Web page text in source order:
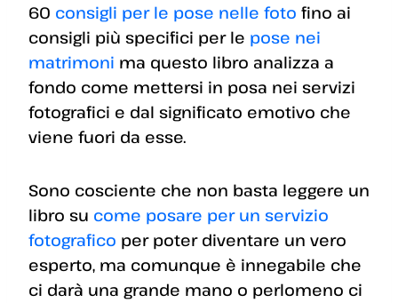
60 consigli per le pose nelle foto fino ai
consigli più specifici per le pose nei
matrimoni ma questo libro analizza a
fondo come mettersi in posa nei servizi
fotografici e dal significato emotivo che
viene fuori da esse.
Sono cosciente che non basta leggere un
libro su come posare per un servizio
fotografico per poter diventare un vero
esperto, ma comunque è innegabile che
ci darà una grande mano o perlomeno ci